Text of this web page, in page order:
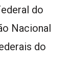
do
Nacional
do